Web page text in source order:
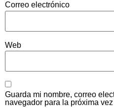
Correo electrónico
Web
Guarda mi nombre, correo
navegador para la próxima